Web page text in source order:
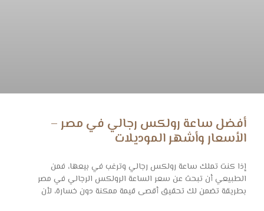
أفضل ساعة رولكس رجالي في مصر –
الأسعار وأشهر الموديلات
إذا كنت تملك ساعة رولكس رجالي وترغب في بيعها، فمن
الطبيعي أن تبحث عن سعر الساعة الرولكس الرجالي في مصر
بطريقة تضمن لك تحقيق أقصى قيمة ممكنة دون خسارة، لأن